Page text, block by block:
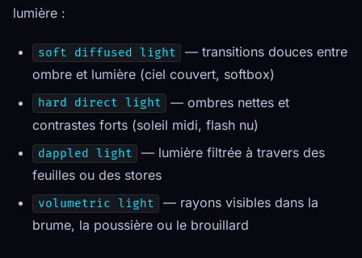
lumière :
soft diffused light
— transitions douces entre
ombre et lumière (ciel couvert, softbox)
hard direct light
— ombres nettes et
contrastes forts (soleil midi, flash nu)
dappled light
— lumière filtrée à travers des
feuilles ou des stores
volumetric light
— rayons visibles dans la
brume, la poussière ou le brouillard